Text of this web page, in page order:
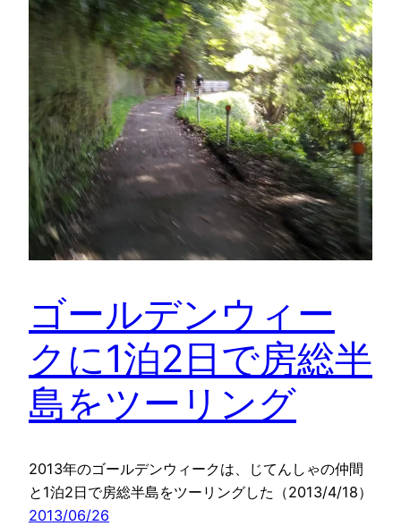
ゴールデンウィー
クに1泊2日で房総半
島をツーリング
2013年のゴールデンウィークは、じてんしゃの仲間
と1泊2日で房総半島をツーリングした（2013/4/18）
2013/06/26